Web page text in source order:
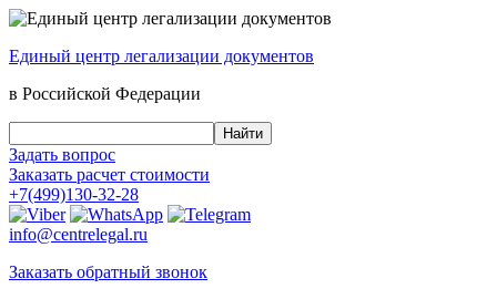
Единый центр легализации документов
в Российской Федерации
Задать вопрос
Заказать расчет стоимости
+7(499)130-32-28
info@centrelegal.ru
Заказать обратный звонок